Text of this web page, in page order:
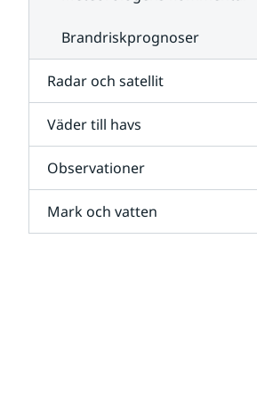
Brandriskprognoser
Radar och satellit
Väder till havs
Observationer
Mark och vatten